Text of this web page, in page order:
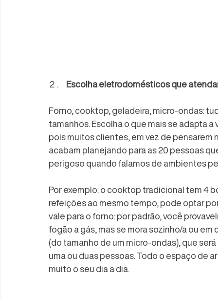
Escolha eletrodomésticos que
Forno, cooktop, geladeira, micro-ondas:
tamanhos. Escolha o que mais se adapta
pois muitos clientes, em vez de
acabam planejando para as 20 pessoas
perigoso quando falamos de ambientes
Por exemplo: o cooktop tradicional tem 4
refeições ao mesmo tempo, pode optar
vale para o forno: por padrão, você
fogão a gás, mas se mora sozinho/a ou
(do tamanho de um micro-ondas), que
uma ou duas pessoas. Todo o espaço de
muito o seu dia a dia.